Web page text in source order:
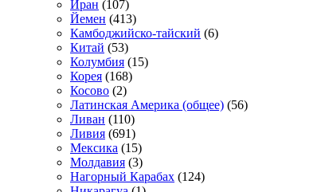
Иран (107)
Йемен (413)
Камбоджийско-тайский (6)
Китай (53)
Колумбия (15)
Корея (168)
Косово (2)
Латинская Америка (общее) (56)
Ливан (110)
Ливия (691)
Мексика (15)
Молдавия (3)
Нагорный Карабах (124)